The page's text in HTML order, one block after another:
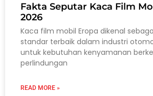
Fakta Seputar Kaca Film
2026
Kaca film mobil Eropa dikenal
standar terbaik dalam industri
untuk kebutuhan kenyamanan
perlindungan
READ MORE »